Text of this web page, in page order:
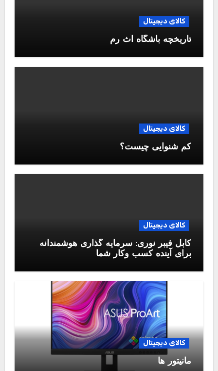
کالای دیجیتال
تاریخچه باشگاه آث رم
کالای دیجیتال
کم شنوایی چیست؟
کالای دیجیتال
کابل فیبر نوری: سرمایه گذاری هوشمندانه
برای آینده کسب وکار شما
کالای دیجیتال
مانیتور ها